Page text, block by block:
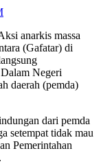
anarkis massa
(Gafatar) di
Negeri
daerah (pemda)
dari pemda
setempat tidak mau
Pemerintahan